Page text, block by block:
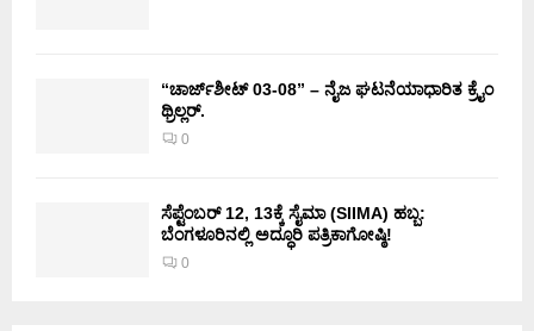
“ಚಾರ್ಜ್‌ಶೀಟ್ 03-08” – ನೈಜ ಘಟನೆಯಾಧಾರಿತ ಕ್ರೈಂ
ಥ್ರಿಲ್ಲರ್.
0
ಸೆಪ್ಟೆಂಬರ್ 12, 13ಕ್ಕೆ ಸೈಮಾ (SIIMA) ಹಬ್ಬ:
ಬೆಂಗಳೂರಿನಲ್ಲಿ ಅದ್ಧೂರಿ ಪತ್ರಿಕಾಗೋಷ್ಠಿ!
0